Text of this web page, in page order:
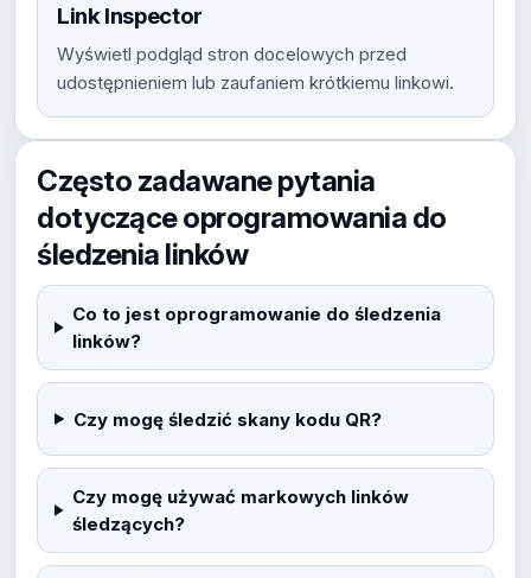
Link Inspector
Wyświetl podgląd stron docelowych przed
udostępnieniem lub zaufaniem krótkiemu linkowi.
Często zadawane pytania
dotyczące oprogramowania do
śledzenia linków
Co to jest oprogramowanie do śledzenia
linków?
Czy mogę śledzić skany kodu QR?
Czy mogę używać markowych linków
śledzących?